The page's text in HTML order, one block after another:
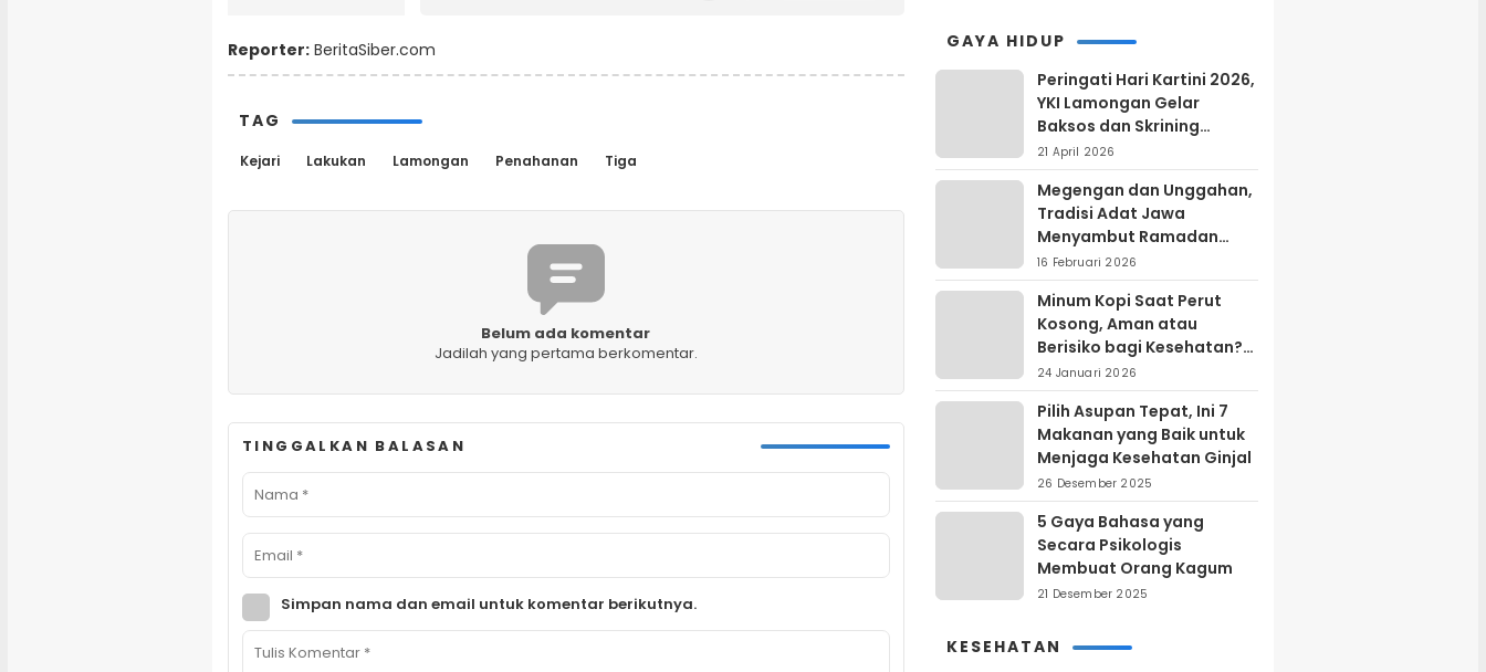
Reporter: BeritaSiber.com
TAG
Kejari Lakukan Lamongan Penahanan Tiga
Belum ada komentar
Jadilah yang pertama berkomentar.
TINGGALKAN BALASAN
Simpan nama dan email untuk komentar berikutnya.
GAYA HIDUP
Peringati Hari Kartini 2026,
YKI Lamongan Gelar
Baksos dan Skrining
Kanker Serviks
21 April 2026
Megengan dan Unggahan,
Tradisi Adat Jawa
Menyambut Ramadan
yang Sarat Makna Filosofis
16 Februari 2026
Minum Kopi Saat Perut
Kosong, Aman atau
Berisiko bagi Kesehatan?
Ini Penjelasan Ahli
24 Januari 2026
Pilih Asupan Tepat, Ini 7
Makanan yang Baik untuk
Menjaga Kesehatan Ginjal
26 Desember 2025
5 Gaya Bahasa yang
Secara Psikologis
Membuat Orang Kagum
21 Desember 2025
KESEHATAN